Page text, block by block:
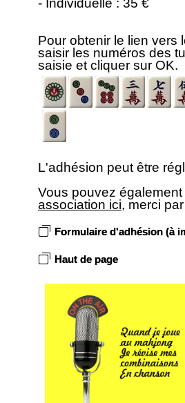
- Individuelle : 35 €
Pour obtenir le lien vers
saisir les numéros des
saisie et cliquer sur OK.
L'adhésion peut être
Vous pouvez également
association ici, merci
Formulaire d'adhésion (à
Haut de page